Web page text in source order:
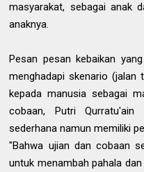
masyarakat, sebagai anak
anaknya.
Pesan pesan kebaikan
menghadapi skenario (jalan
kepada manusia sebagai
cobaan, Putri Qurratu'ain
sederhana namun memiliki
"Bahwa ujian dan cobaan
untuk menambah pahala